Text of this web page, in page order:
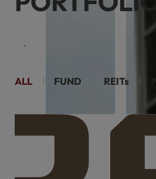
케이리츠투자운용은 부동산 투자의 새로운 장을 열어갑니다.
ALL FUND REITs